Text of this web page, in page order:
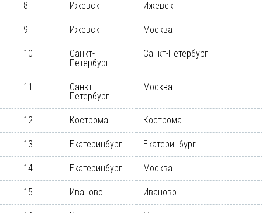
8 Ижевск Ижевск
9 Ижевск Москва
10
Санкт-
Петербург
Санкт-Петербург
11
Санкт-
Петербург
Москва
12 Кострома Кострома
13 Екатеринбург Екатеринбург
14 Екатеринбург Москва
15 Иваново Иваново